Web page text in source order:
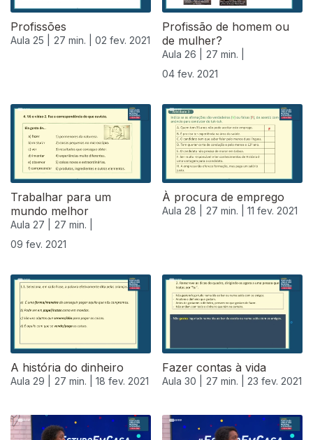
Profissões
Aula 25 | 27 min. | 02 fev. 2021
Profissão de homem ou
de mulher?
Aula 26 |
27 min. |
04 fev. 2021
Trabalhar para um
mundo melhor
Aula 27 |
27 min. |
09 fev. 2021
À procura de emprego
Aula 28 | 27 min. | 11 fev. 2021
A história do dinheiro
Aula 29 | 27 min. | 18 fev. 2021
Fazer contas à vida
Aula 30 | 27 min. | 23 fev. 2021